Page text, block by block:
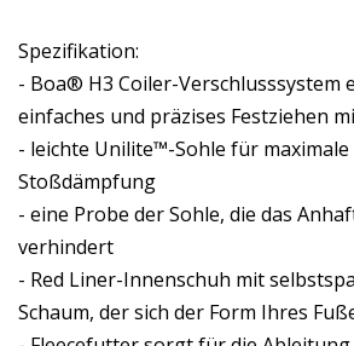
Spezifikation:
- Boa® H3 Coiler-Verschlusssystem
einfaches und präzises Festziehen
- leichte Unilite™-Sohle für
Stoßdämpfung
- eine Probe der Sohle, die das
verhindert
- Red Liner-Innenschuh mit
Schaum, der sich der Form Ihres